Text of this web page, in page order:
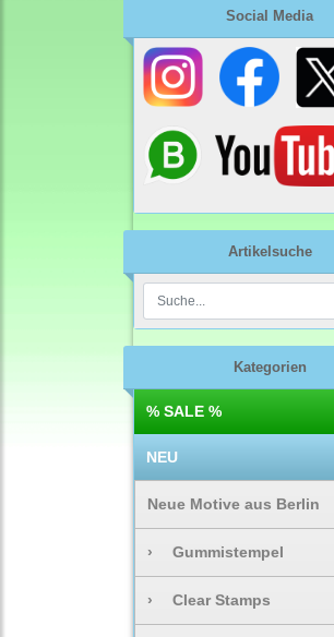
Social Media
Artikelsuche
Kategorien
% SALE %
NEU
Neue Motive aus Berlin
› Gummistempel
› Clear Stamps